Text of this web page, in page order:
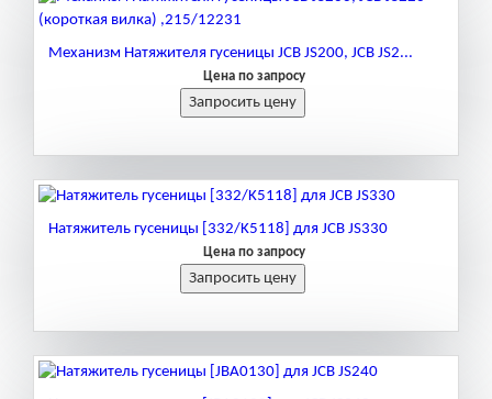
Механизм Натяжителя гусеницы JCB JS200, JCB JS2...
Цена по запросу
Натяжитель гусеницы [332/K5118] для JCB JS330
Цена по запросу